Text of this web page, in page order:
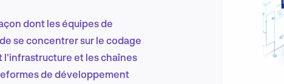
Marketing et croissance digitale
dont les équipes de
se concentrer sur le codage
l'infrastructure et les chaînes
de développement